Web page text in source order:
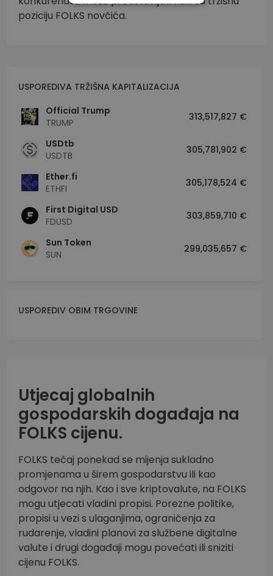
poziciju FOLKS novčića.
USPOREDIVA TRŽIŠNA KAPITALIZACIJA
Official Trump
TRUMP
313,517,827 €
USDtb
USDTB
305,781,902 €
Ether.fi
ETHFI
305,178,524 €
First Digital USD
FDUSD
303,859,710 €
Sun Token
SUN
299,035,657 €
USPOREDIV OBIM TRGOVINE
Utjecaj globalnih
gospodarskih događaja na
FOLKS cijenu.
FOLKS tečaj ponekad se mijenja sukladno
promjenama u širem gospodarstvu ili kao
odgovor na njih. Kao i sve kriptovalute, na FOLKS
mogu utjecati vladini propisi. Porezne politike,
propisi u vezi s ulaganjima, ograničenja za
rudarenje, vladini planovi za službene digitalne
valute i drugi događaji mogu povećati ili sniziti
cijenu FOLKS.
IZVEDBA